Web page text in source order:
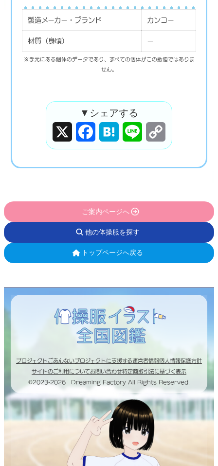
製造メーカー・ブランド カンコー
材質（身頃） ー
※手元にある個体のデータであり、すべての個体がこの数値ではありま
せん。
▼シェアする
FacebookHatena Line
Link
ご案内ページへ
他の体操服を探す
トップページへ戻る
プロジェクトごあんないプロジェクトに支援する運営者情報個人情報保護方針
サイトのご利用についてお問い合わせ特定商取引法に基づく表示
©2023-2026 Dreaming Factory All Rights Reserved.